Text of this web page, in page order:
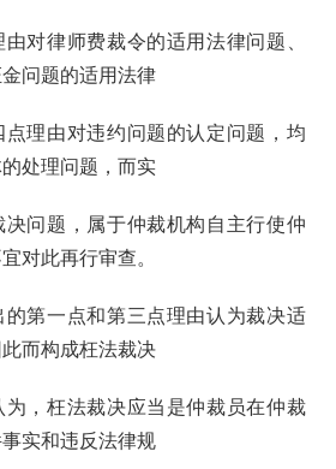
对律师费裁令的适用法律问题、
问题的适用法律
点理由对违约问题的认定问题，均
处理问题，而实
决问题，属于仲裁机构自主行使仲
对此再行审查。
的第一点和第三点理由认为裁决适
而构成枉法裁决
为，枉法裁决应当是仲裁员在仲裁
实和违反法律规